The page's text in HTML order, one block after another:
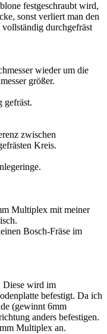
festgeschraubt wird,
sonst verliert man den
durchgefräst
wieder um die
größer.
gefräst.
zwischen
Kreis.
Multiplex mit meiner
Bosch-Fräse im
Diese wird im
befestigt. Da ich
(gewinnt 6mm
anders befestigen.
Multiplex an.